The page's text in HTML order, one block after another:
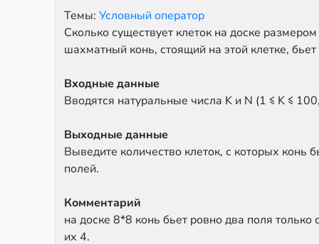
Темы: Условный оператор
Сколько существует клеток на доске размером
шахматный конь, стоящий на этой клетке,
Входные данные
Вводятся натуральные числа K и N (1 ≤ K ≤
Выходные данные
Выведите количество клеток, с которых конь
полей.
Комментарий
на доске 8*8 конь бьет ровно два поля только
их 4.